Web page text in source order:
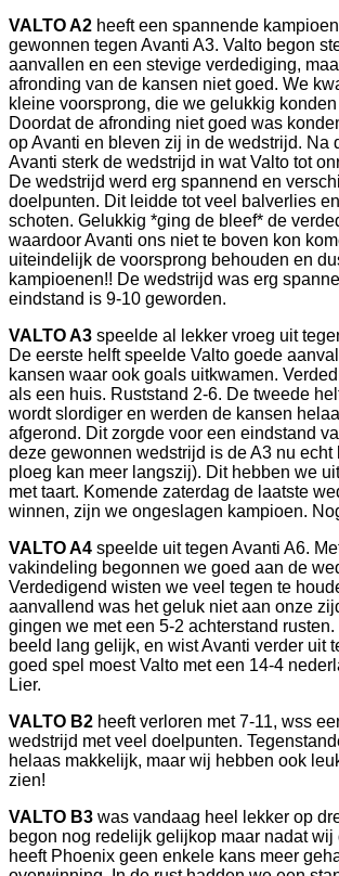
VALTO A2 heeft een spannende
gewonnen tegen Avanti A3. Valto begon
aanvallen en een stevige verdediging,
afronding van de kansen niet goed. We
kleine voorsprong, die we gelukkig
Doordat de afronding niet goed was
op Avanti en bleven zij in de wedstrijd. Na
Avanti sterk de wedstrijd in wat Valto tot
De wedstrijd werd erg spannend en
doelpunten. Dit leidde tot veel balverlies
schoten. Gelukkig *ging de bleef* de
waardoor Avanti ons niet te boven kon
uiteindelijk de voorsprong behouden en
kampioenen!! De wedstrijd was erg
eindstand is 9-10 geworden.
VALTO A3 speelde al lekker vroeg uit
De eerste helft speelde Valto goede
kansen waar ook goals uitkwamen.
als een huis. Ruststand 2-6. De tweede
wordt slordiger en werden de kansen
afgerond. Dit zorgde voor een eindstand
deze gewonnen wedstrijd is de A3 nu echt
ploeg kan meer langszij). Dit hebben we
met taart. Komende zaterdag de laatste
winnen, zijn we ongeslagen kampioen.
VALTO A4 speelde uit tegen Avanti A6.
vakindeling begonnen we goed aan de
Verdedigend wisten we veel tegen te
aanvallend was het geluk niet aan onze
gingen we met een 5-2 achterstand
beeld lang gelijk, en wist Avanti verder uit
goed spel moest Valto met een 14-4
Lier.
VALTO B2 heeft verloren met 7-11, wss
wedstrijd met veel doelpunten.
helaas makkelijk, maar wij hebben ook
zien!
VALTO B3 was vandaag heel lekker op
begon nog redelijk gelijkop maar nadat wij
heeft Phoenix geen enkele kans meer